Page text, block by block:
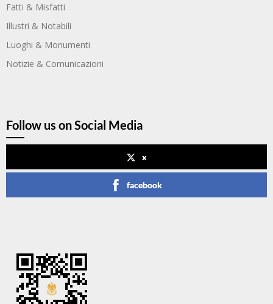
Fatti & Misfatti
Illustri & Notabili
Luoghi & Monumenti
Notizie & Comunicazioni
Follow us on Social Media
x
facebook